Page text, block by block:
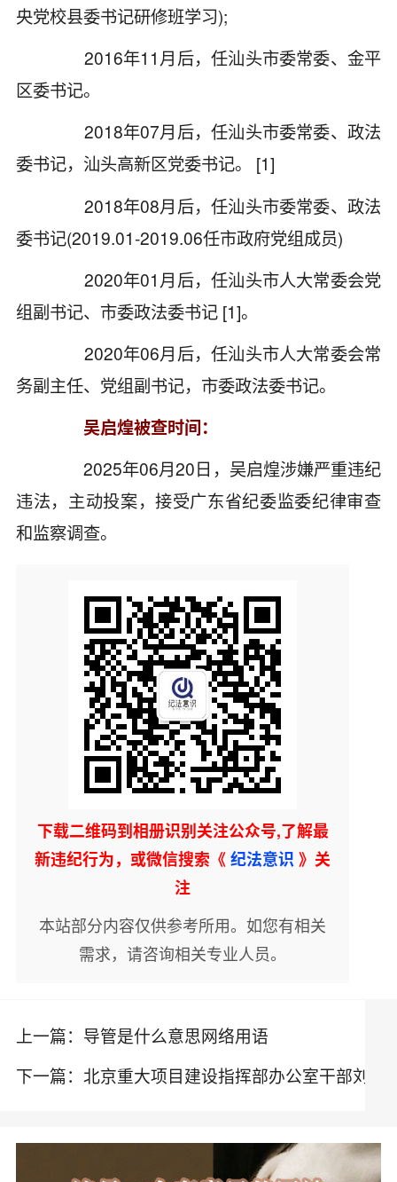
央党校县委书记研修班学习);
2016年11月后，任汕头市委常委、金平
区委书记。
2018年07月后，任汕头市委常委、政法
委书记，汕头高新区党委书记。 [1]
2018年08月后，任汕头市委常委、政法
委书记(2019.01-2019.06任市政府党组成员)
2020年01月后，任汕头市人大常委会党
组副书记、市委政法委书记 [1]。
2020年06月后，任汕头市人大常委会常
务副主任、党组副书记，市委政法委书记。
吴启煌被查时间：
2025年06月20日，吴启煌涉嫌严重违纪
违法，主动投案，接受广东省纪委监委纪律审查
和监察调查。
下载二维码到相册识别关注公众号,了解最
新违纪行为，或微信搜索《纪法意识 》关
注
本站部分内容仅供参考所用。如您有相关
需求，请咨询相关专业人员。
上一篇： 导管是什么意思网络用语
下一篇： 北京重大项目建设指挥部办公室干部刘